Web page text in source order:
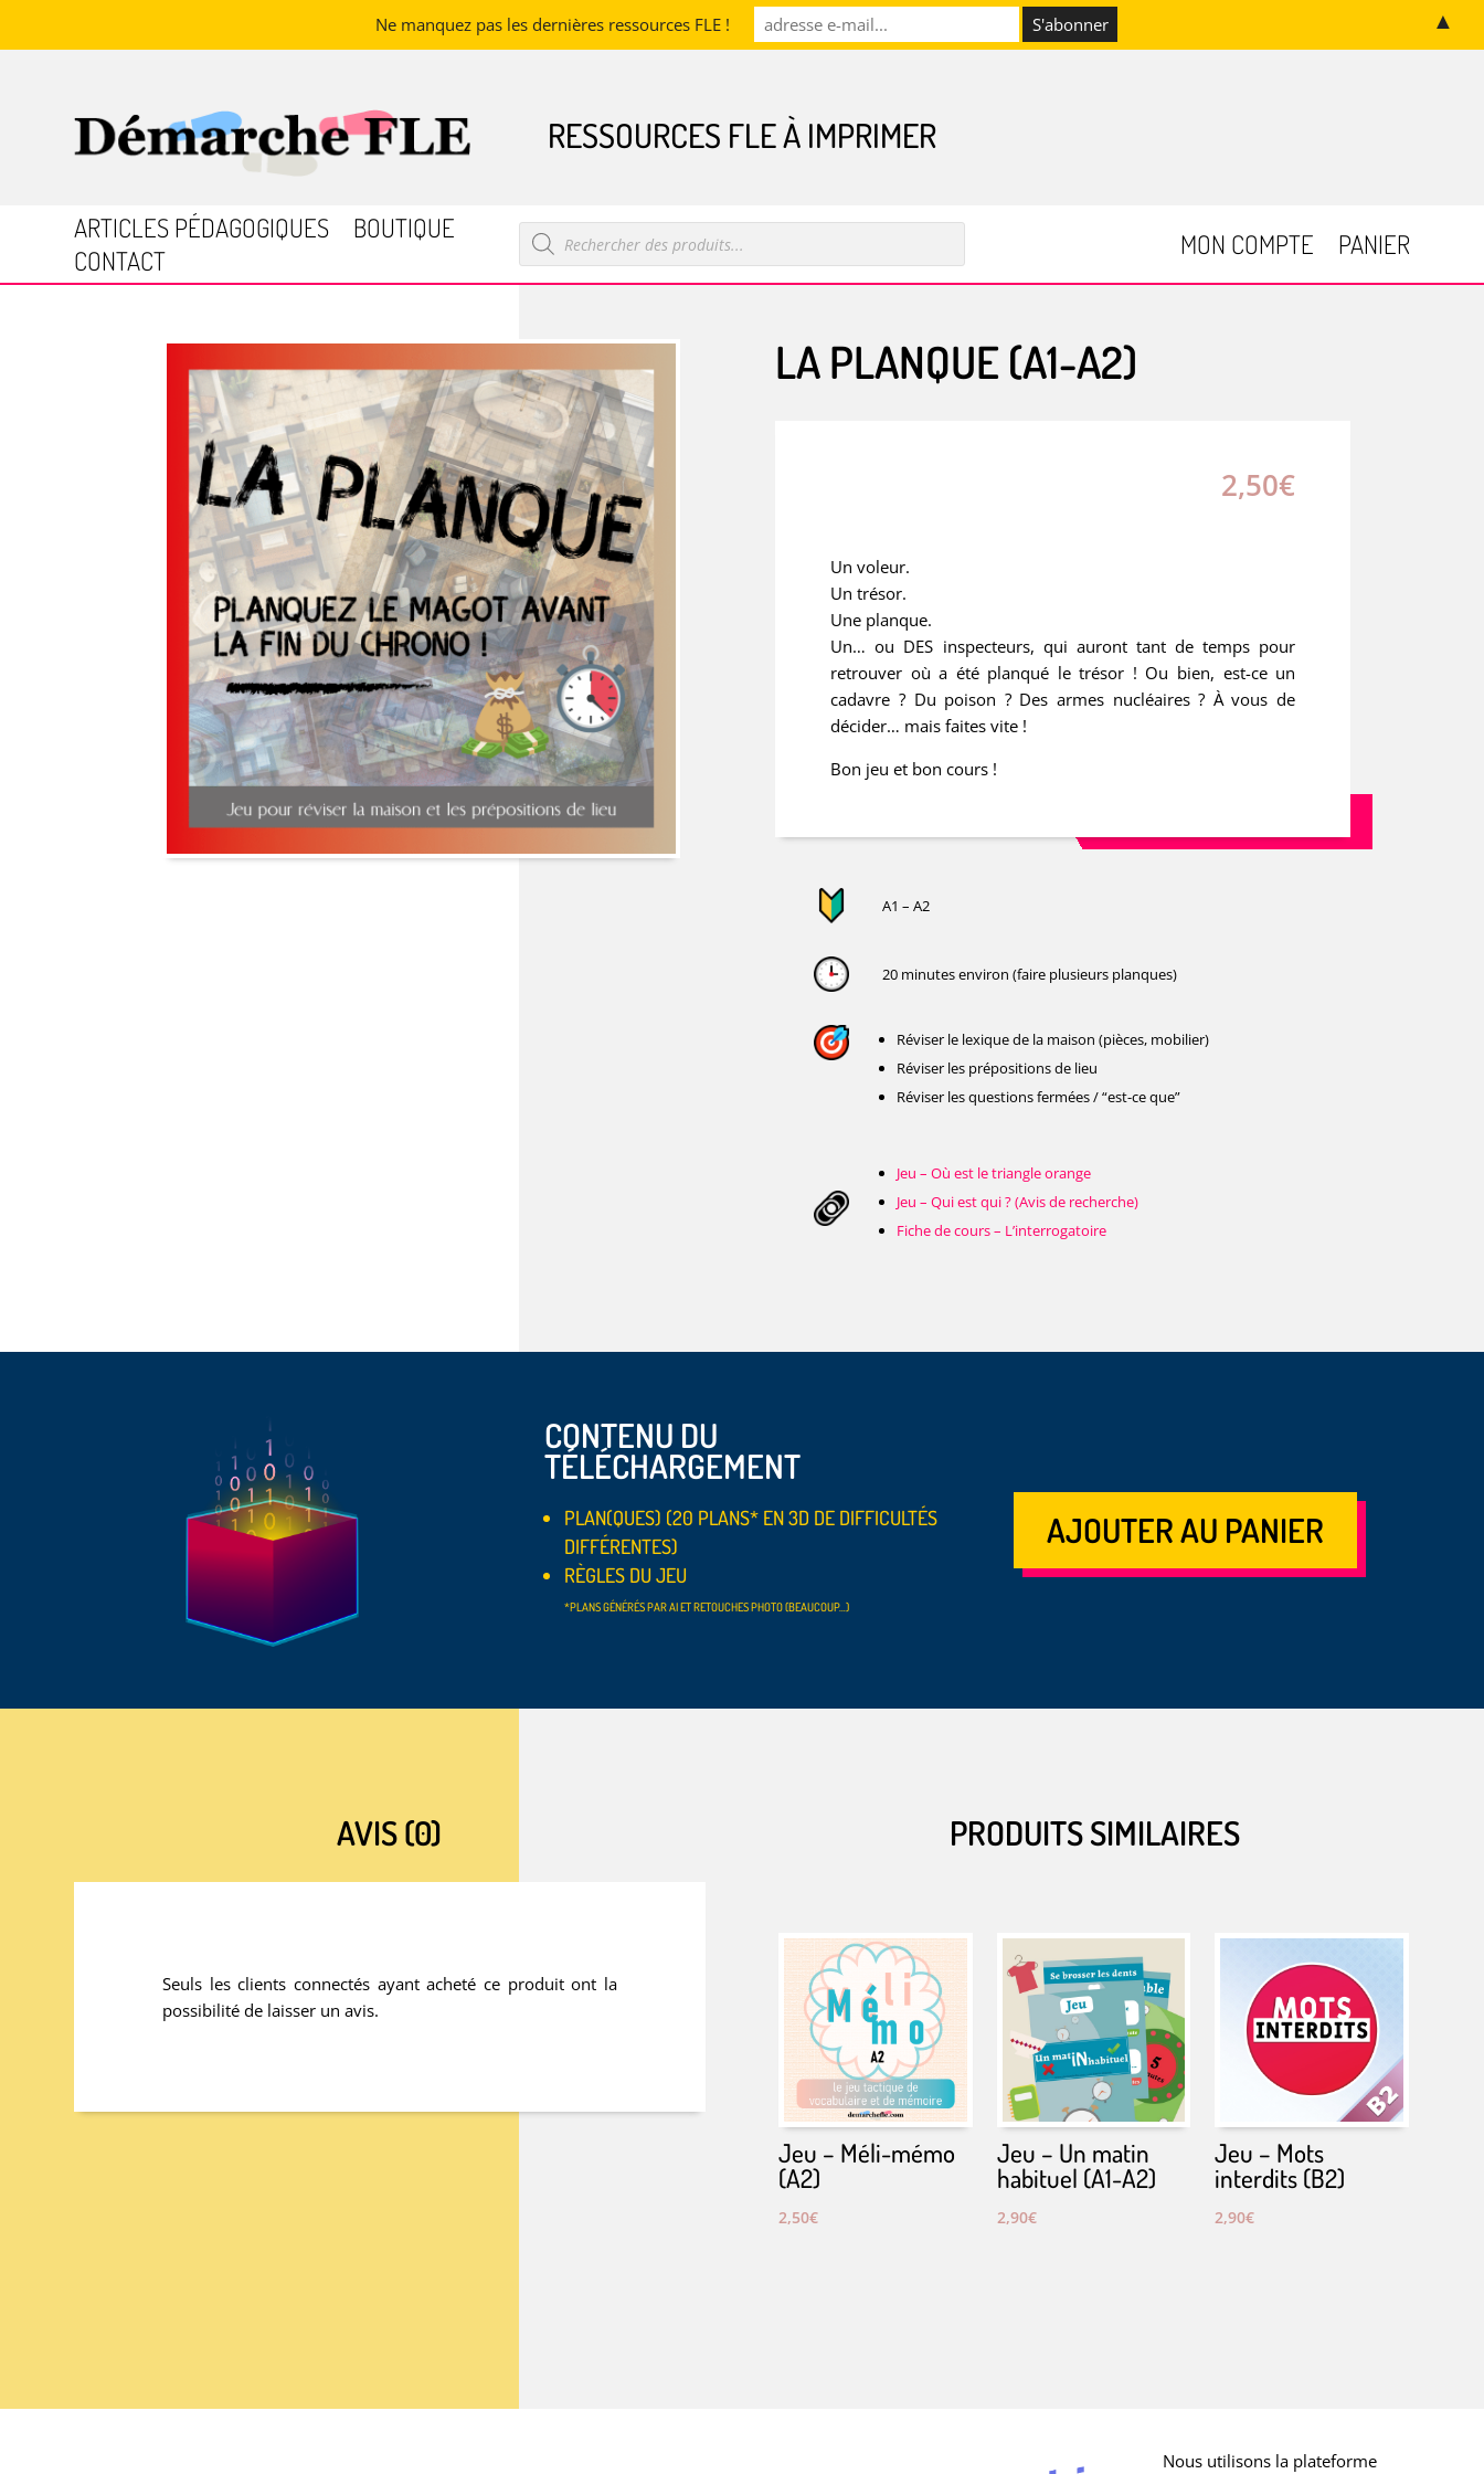
RESSOURCES FLE À IMPRIMER
ARTICLES PÉDAGOGIQUES
BOUTIQUE
CONTACT
Recherche
de
produits
MON COMPTE PANIER
LA PLANQUE (A1-A2)
2,50€
Un voleur.
Un trésor.
Une planque.
Un… ou DES inspecteurs, qui auront tant de temps pour
retrouver où a été planqué le trésor ! Ou bien, est-ce un
cadavre ? Du poison ? Des armes nucléaires ? À vous de
décider… mais faites vite !
Bon jeu et bon cours !
A1 – A2
20 minutes environ (faire plusieurs planques)
Réviser le lexique de la maison (pièces, mobilier)
Réviser les prépositions de lieu
Réviser les questions fermées / “est-ce que”
Jeu – Où est le triangle orange
Jeu – Qui est qui ? (Avis de recherche)
Fiche de cours – L’interrogatoire
CONTENU DU
TÉLÉCHARGEMENT
PLAN(QUES) (20 PLANS* EN 3D DE DIFFICULTÉS
DIFFÉRENTES)
RÈGLES DU JEU
*PLANS GÉNÉRÉS PAR AI ET RETOUCHES PHOTO (BEAUCOUP…)
AJOUTER AU PANIER
AVIS (0)
Seuls les clients connectés ayant acheté ce produit ont la
possibilité de laisser un avis.
PRODUITS SIMILAIRES
Jeu – Méli-mémo
(A2)
2,50€
Jeu – Un matin
habituel (A1-A2)
2,90€
Jeu – Mots
interdits (B2)
2,90€
Nous utilisons la plateforme
Ne manquez pas les dernières ressources FLE ! ▲